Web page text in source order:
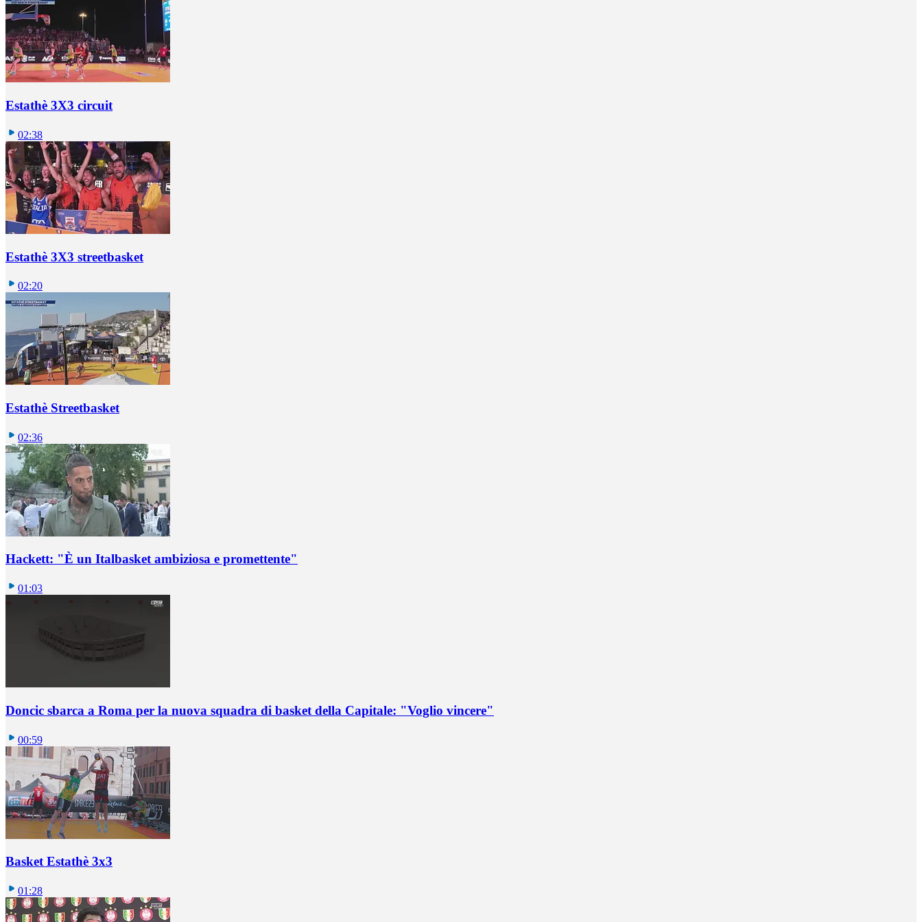
Estathè 3X3 circuit
02:38
Estathè 3X3 streetbasket
02:20
Estathè Streetbasket
02:36
Hackett: "È un Italbasket ambiziosa e promettente"
01:03
Doncic sbarca a Roma per la nuova squadra di basket della Capitale: "Voglio vincere"
00:59
Basket Estathè 3x3
01:28